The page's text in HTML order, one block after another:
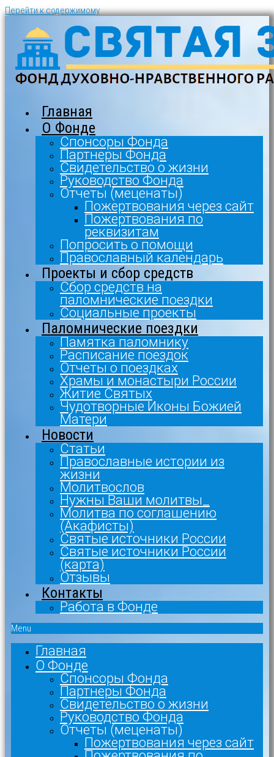
Перейти к содержимому
Главная
О Фонде
Спонсоры Фонда
Партнеры Фонда
Свидетельство о жизни
Руководство Фонда
Отчеты (меценаты)
Пожертвования через сайт
Пожертвования по
реквизитам
Попросить о помощи
Православный календарь
Проекты и сбор средств
Сбор средств на
паломнические поездки
Социальные проекты
Паломнические поездки
Памятка паломнику
Расписание поездок
Отчеты о поездках
Храмы и монастыри России
Житие Святых
Чудотворные Иконы Божией
Матери
Новости
Статьи
Православные истории из
жизни
Молитвослов
Нужны Ваши молитвы_
Молитва по соглашению
(Акафисты)
Святые источники России
Святые источники России
(карта)
Отзывы
Контакты
Работа в Фонде
Menu
Главная
О Фонде
Спонсоры Фонда
Партнеры Фонда
Свидетельство о жизни
Руководство Фонда
Отчеты (меценаты)
Пожертвования через сайт